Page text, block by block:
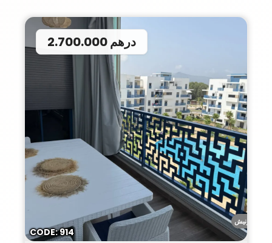
الكورنيش
2.700.000 درهم
CODE: 914